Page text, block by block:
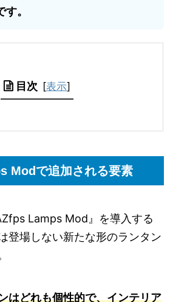
す。
目次 [表示]
Modで追加される要素
Lamps Mod』を導入する
登場しない新たな形のランタン
はどれも個性的で、インテリア